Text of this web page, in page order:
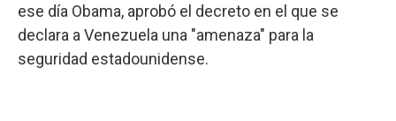
ese día Obama, aprobó el decreto en el que se
declara a Venezuela una "amenaza" para la
seguridad estadounidense.